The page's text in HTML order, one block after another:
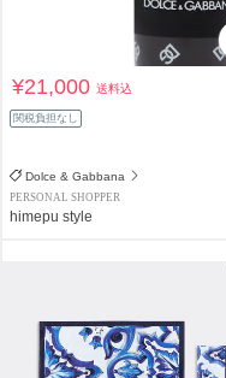
¥21,000送料込
関税負担なし
Dolce & Gabbana
PERSONAL SHOPPER
himepu style